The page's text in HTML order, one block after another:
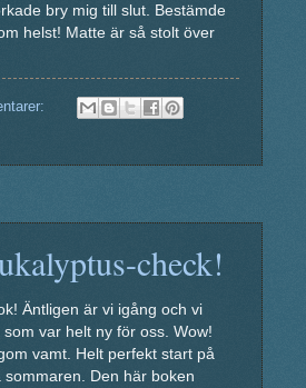
bry mig till slut. Bestämde
helst! Matte är så stolt över
check!
Äntligen är vi igång och vi
var helt ny för oss. Wow!
vamt. Helt perfekt start på
Den här boken